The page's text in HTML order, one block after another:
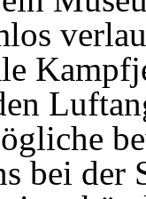
bei der